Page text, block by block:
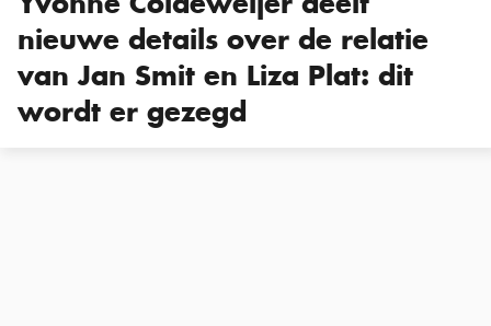
nieuwe details over de relatie
van Jan Smit en Liza Plat: dit
wordt er gezegd